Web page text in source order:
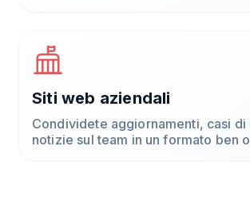
Siti web aziendali
Condividete aggiornamenti, casi di
notizie sul team in un formato ben